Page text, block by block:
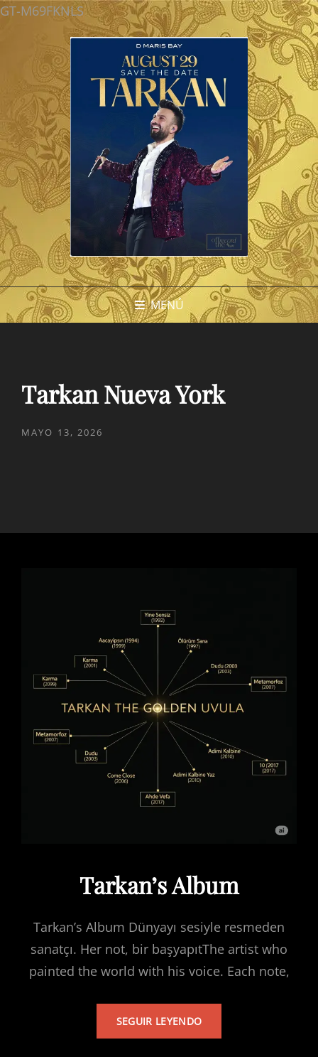
GT-M69FKNLS
MENÚ
Tarkan Nueva York
PUBLICADO
MAYO 13, 2026
Tarkan’s Album
Tarkan’s Album Dünyayı sesiyle resmeden
sanatçı. Her not, bir başyapıtThe artist who
painted the world with his voice. Each note,
SEGUIR LEYENDOTARKAN’S